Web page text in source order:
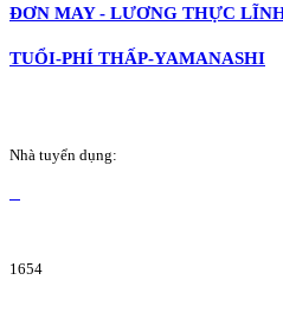
ĐƠN MAY - LƯƠNG THỰC
TUỔI-PHÍ THẤP-YAMANASHI
Nhà tuyển dụng:
1654